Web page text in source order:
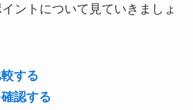
ントについて見ていきましょ
する
認する